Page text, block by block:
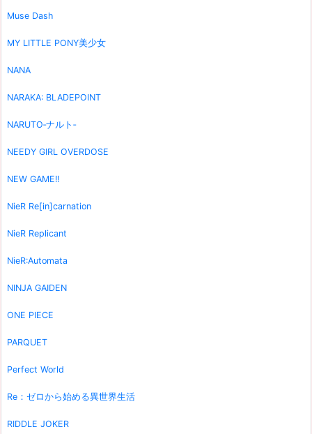
Muse Dash
MY LITTLE PONY美少女
NANA
NARAKA: BLADEPOINT
NARUTO‐ナルト‐
NEEDY GIRL OVERDOSE
NEW GAME!!
NieR Re[in]carnation
NieR Replicant
NieR:Automata
NINJA GAIDEN
ONE PIECE
PARQUET
Perfect World
Re：ゼロから始める異世界生活
RIDDLE JOKER